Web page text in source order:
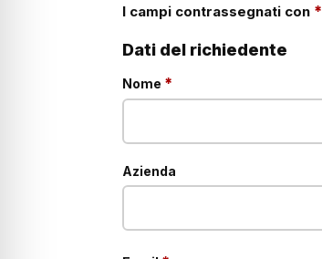
I campi contrassegnati con *
Dati del richiedente
Nome *
Azienda